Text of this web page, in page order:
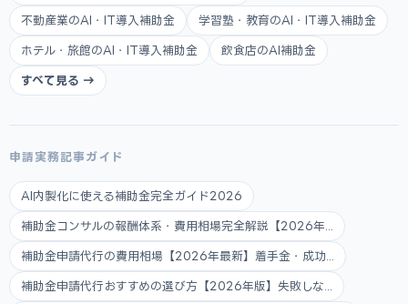
不動産業のAI・IT導入補助金 学習塾・教育のAI・IT導入補助金
ホテル・旅館のAI・IT導入補助金 飲食店のAI補助金
すべて見る →
申請実務記事ガイド
AI内製化に使える補助金完全ガイド2026
補助金コンサルの報酬体系・費用相場完全解説【2026年...
補助金申請代行の費用相場【2026年最新】着手金・成功...
補助金申請代行おすすめの選び方【2026年版】失敗しな...